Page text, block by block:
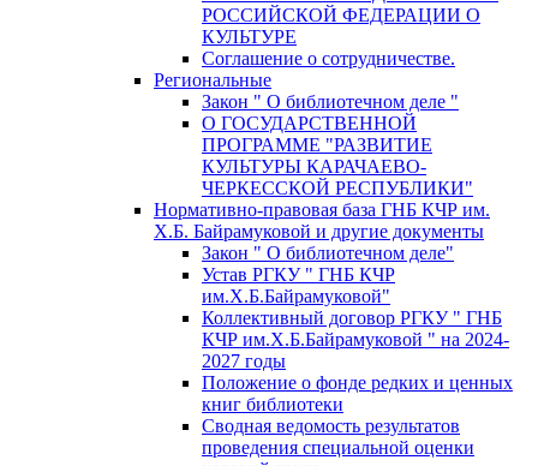
РОССИЙСКОЙ ФЕДЕРАЦИИ О
КУЛЬТУРЕ
Соглашение о сотрудничестве.
Региональные
Закон " О библиотечном деле "
О ГОСУДАРСТВЕННОЙ
ПРОГРАММЕ "РАЗВИТИЕ
КУЛЬТУРЫ КАРАЧАЕВО-
ЧЕРКЕССКОЙ РЕСПУБЛИКИ"
Нормативно-правовая база ГНБ КЧР им.
Х.Б. Байрамуковой и другие документы
Закон " О библиотечном деле"
Устав РГКУ " ГНБ КЧР
им.Х.Б.Байрамуковой"
Коллективный договор РГКУ " ГНБ
КЧР им.Х.Б.Байрамуковой " на 2024-
2027 годы
Положение о фонде редких и ценных
книг библиотеки
Сводная ведомость результатов
проведения специальной оценки